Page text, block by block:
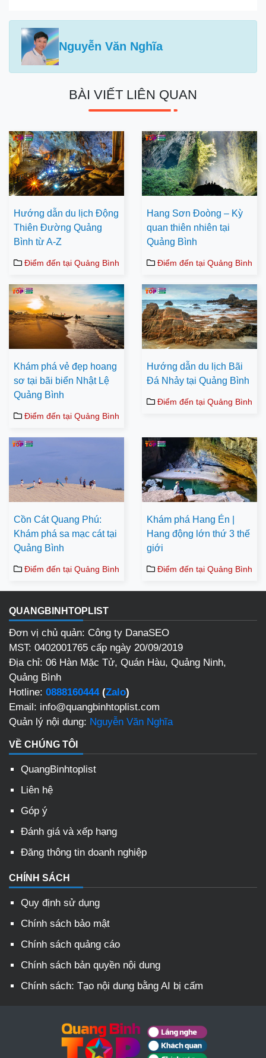
Nguyễn Văn Nghĩa
BÀI VIẾT LIÊN QUAN
Hướng dẫn du lịch Động
Thiên Đường Quảng
Bình từ A-Z
Điểm đến tại Quảng Bình
Hang Sơn Đoòng – Kỳ
quan thiên nhiên tại
Quảng Bình
Điểm đến tại Quảng Bình
Khám phá vẻ đẹp hoang
sơ tại bãi biển Nhật Lệ
Quảng Bình
Điểm đến tại Quảng Bình
Hướng dẫn du lịch Bãi
Đá Nhảy tại Quảng Bình
Điểm đến tại Quảng Bình
Cồn Cát Quang Phú:
Khám phá sa mạc cát tại
Quảng Bình
Điểm đến tại Quảng Bình
Khám phá Hang Én |
Hang động lớn thứ 3 thế
giới
Điểm đến tại Quảng Bình
QUANGBINHTOPLIST
Đơn vị chủ quản: Công ty DanaSEO
MST: 0402001765 cấp ngày 20/09/2019
Địa chỉ: 06 Hàn Mặc Tử, Quán Hàu, Quảng Ninh,
Quảng Bình
Hotline: 0888160444(Zalo)
Email: info@quangbinhtoplist.com
Quản lý nội dung: Nguyễn Văn Nghĩa
VỀ CHÚNG TÔI
QuangBinhtoplist
Liên hệ
Góp ý
Đánh giá và xếp hạng
Đăng thông tin doanh nghiệp
CHÍNH SÁCH
Quy định sử dụng
Chính sách bảo mật
Chính sách quảng cáo
Chính sách bản quyền nội dung
Chính sách: Tạo nội dung bằng AI bị cấm